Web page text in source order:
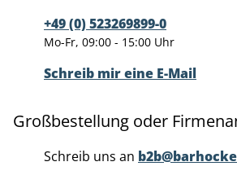
+49 (0) 523269899-0
Mo-Fr, 09:00 - 15:00 Uhr
Schreib mir eine E-Mail
Großbestellung oder
Schreib uns an